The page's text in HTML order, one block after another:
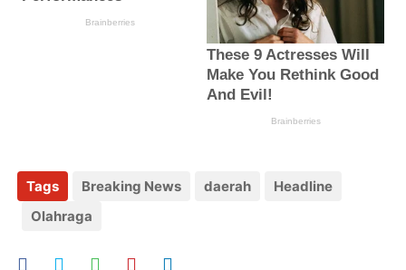
Tags Breaking News daerah
Headline
Olahraga